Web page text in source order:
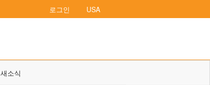
로그인 USA
새소식